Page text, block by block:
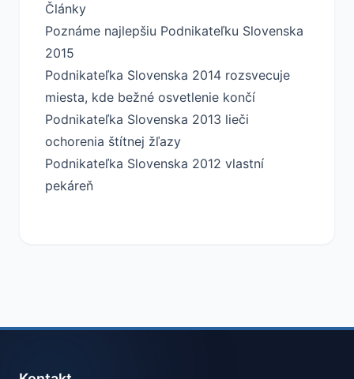
Články
Poznáme najlepšiu Podnikateľku Slovenska
2015
Podnikateľka Slovenska 2014 rozsvecuje
miesta, kde bežné osvetlenie končí
Podnikateľka Slovenska 2013 lieči
ochorenia štítnej žľazy
Podnikateľka Slovenska 2012 vlastní
pekáreň